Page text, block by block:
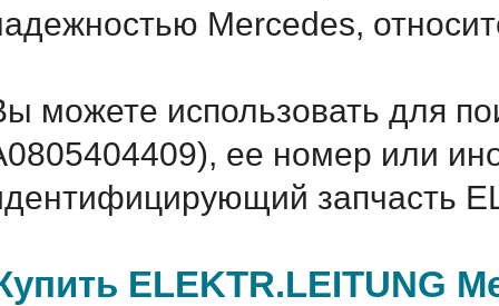
Mercedes,
можете использовать для
ее номер или
запчасть
ELEKTR.LEITUNG